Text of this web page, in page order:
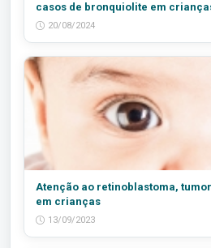
casos de bronquiolite em
20/08/2024
Atenção ao retinoblastoma,
em crianças
13/09/2023